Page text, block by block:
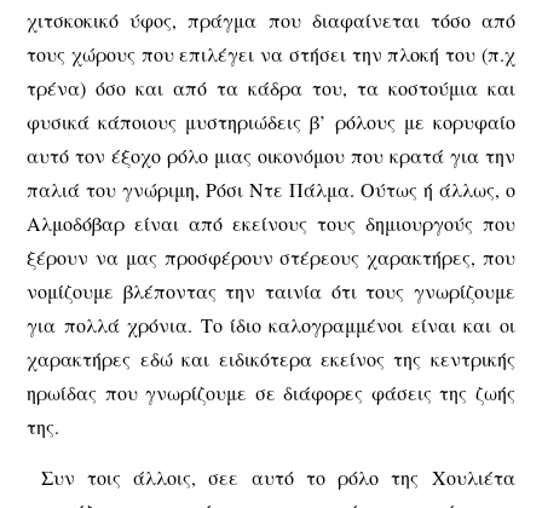
χιτσκοκικό ύφος, πράγμα που διαφαίνεται τόσο από
τους χώρους που επιλέγει να στήσει την πλοκή του (π.χ
τρένα) όσο και από τα κάδρα του, τα κοστούμια και
φυσικά κάποιους μυστηριώδεις β’ ρόλους με κορυφαίο
αυτό τον έξοχο ρόλο μιας οικονόμου που κρατά για την
παλιά του γνώριμη, Ρόσι Ντε Πάλμα. Ούτως ή άλλως, ο
Αλμοδόβαρ είναι από εκείνους τους δημιουργούς που
ξέρουν να μας προσφέρουν στέρεους χαρακτήρες, που
νομίζουμε βλέποντας την ταινία ότι τους γνωρίζουμε
για πολλά χρόνια. Το ίδιο καλογραμμένοι είναι και οι
χαρακτήρες εδώ και ειδικότερα εκείνος της κεντρικής
ηρωίδας που γνωρίζουμε σε διάφορες φάσεις της ζωής
της.
Συν τοις άλλοις, σεε αυτό το ρόλο της Χουλιέτα